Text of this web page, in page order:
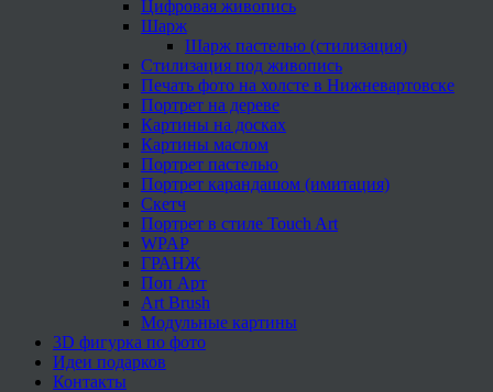
Цифровая живопись
Шарж
Шарж пастелью (стилизация)
Стилизация под живопись
Печать фото на холсте в Нижневартовске
Портрет на дереве
Картины на досках
Картины маслом
Портрет пастелью
Портрет карандашом (имитация)
Скетч
Портрет в стиле Touch Art
WPAP
ГРАНЖ
Поп Арт
Art Brush
Модульные картины
3D фигурка по фото
Идеи подарков
Контакты